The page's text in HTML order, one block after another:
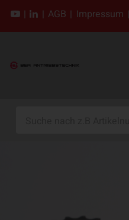
| | AGB | Impressum |